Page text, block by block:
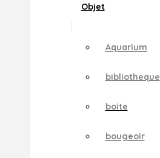
Objet
Aquarium
bibliotheque
boite
bougeoir